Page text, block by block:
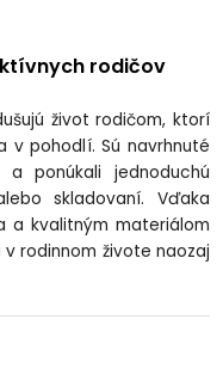
rodičov
šujú život rodičom, ktorí
v pohodlí. Sú navrhnuté
a ponúkali jednoduchú
skladovaní. Vďaka
a kvalitným materiálom
rodinnom živote naozaj